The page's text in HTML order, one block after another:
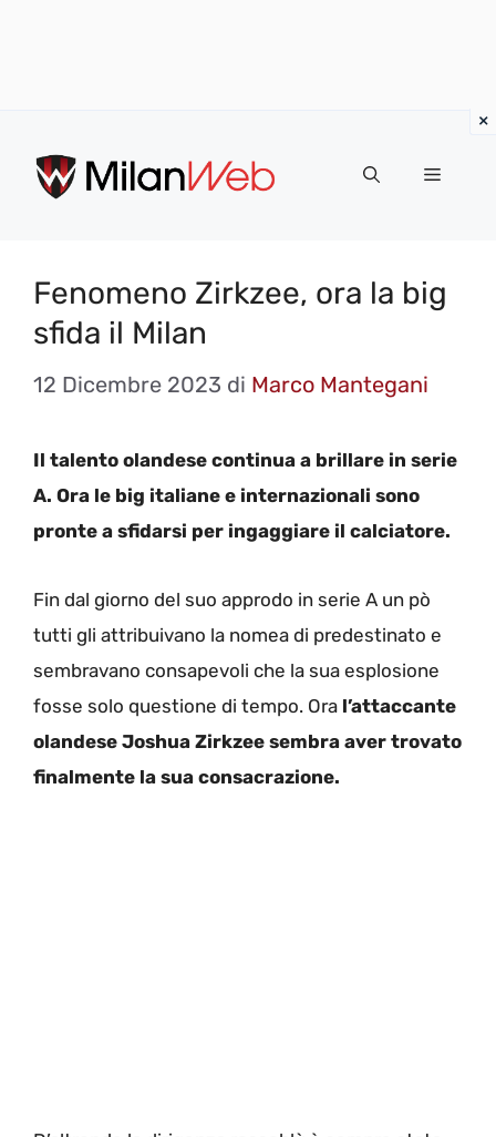
contenuto
MENU
Fenomeno Zirkzee, ora la big
sfida il Milan
12 Dicembre 2023 di Marco Mantegani
Il talento olandese continua a brillare in serie
A. Ora le big italiane e internazionali sono
pronte a sfidarsi per ingaggiare il calciatore.
Fin dal giorno del suo approdo in serie A un pò
tutti gli attribuivano la nomea di predestinato e
sembravano consapevoli che la sua esplosione
fosse solo questione di tempo. Ora l’attaccante
olandese Joshua Zirkzee sembra aver trovato
finalmente la sua consacrazione.